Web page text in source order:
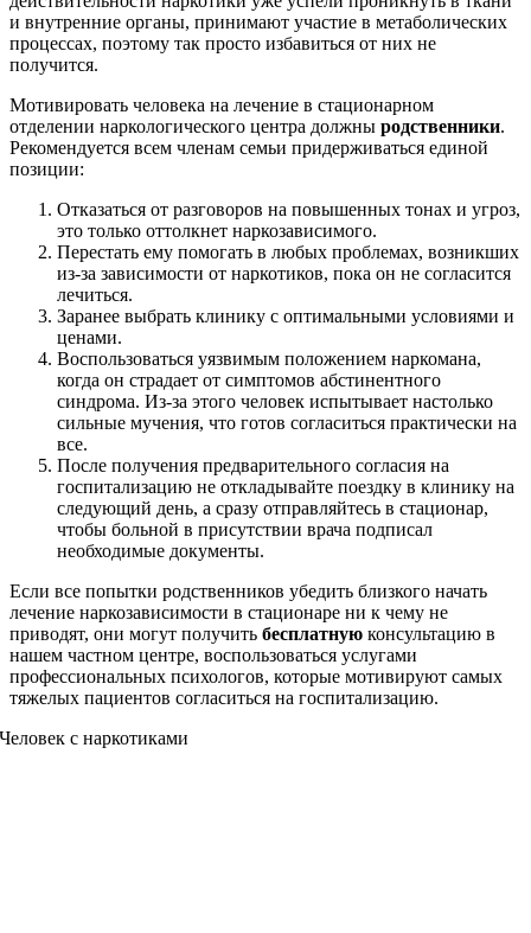
и внутренние органы, принимают участие в метаболических
процессах, поэтому так просто избавиться от них не
получится.
Мотивировать человека на лечение в стационарном
отделении наркологического центра должны родственники.
Рекомендуется всем членам семьи придерживаться единой
позиции:
Отказаться от разговоров на повышенных тонах и угроз,
это только оттолкнет наркозависимого.
Перестать ему помогать в любых проблемах, возникших
из-за зависимости от наркотиков, пока он не согласится
лечиться.
Заранее выбрать клинику с оптимальными условиями и
ценами.
Воспользоваться уязвимым положением наркомана,
когда он страдает от симптомов абстинентного
синдрома. Из-за этого человек испытывает настолько
сильные мучения, что готов согласиться практически на
все.
После получения предварительного согласия на
госпитализацию не откладывайте поездку в клинику на
следующий день, а сразу отправляйтесь в стационар,
чтобы больной в присутствии врача подписал
необходимые документы.
Если все попытки родственников убедить близкого начать
лечение наркозависимости в стационаре ни к чему не
приводят, они могут получить бесплатную консультацию в
нашем частном центре, воспользоваться услугами
профессиональных психологов, которые мотивируют самых
тяжелых пациентов согласиться на госпитализацию.